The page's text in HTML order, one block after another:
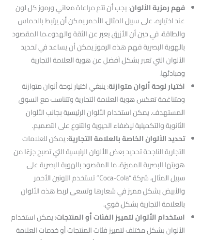
فهم رمزية الألوان: يجب أن تتم مراعاة معاني ورموز كل لون
عند اختياره. على سبيل المثال، الأحمر يمكن أن يرتبط بالحماس
والطاقة، في حين أن الأزرق يعبر عن الثقة والهدوء.ما المقصود
بالهوية البصرية فهم هذه الرموز يمكن أن يساعد في تحديد
الألوان التي تعبر بشكل أفضل عن هوية العلامة التجارية
ومبادئها.
اختيار لوحة ألوان متوازنة: ينبغي اختيار لوحة ألوان متوازنة
ومتناغمة تعكس هوية العلامة التجارية وتتناسب مع السوق
المستهدف. يمكن استخدام الألوان الرئيسية بجانب الألوان
الثانوية والتكميلية لإضفاء الحيوية والتنوع على التصميم.
تحديد الألوان الخاصة بالعلامة التجارية: يمكن للعلامات
التجارية الناجحة تحديد بعض الألوان الرئيسية التي تصبح جزءًا من
هويتها البصرية المميزة. ما المقصود بالهوية البصرية على
سبيل المثال، شركة “Coca-Cola” تستخدم اللونين الأحمر
والأبيض بشكل مميز في شعارها وتسعى لربط هذه الألوان
بالعلامة التجارية بشكل قوي.
استخدام الألوان لتمييز الفئات أو المنتجات: يمكن استخدام
الألوان بشكل مختلف لتمييز فئات المنتجات أو خدمات العلامة